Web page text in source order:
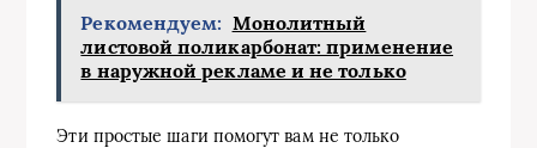
Рекомендуем: Монолитный
листовой поликарбонат: применение
в наружной рекламе и не только
Эти простые шаги помогут вам не только